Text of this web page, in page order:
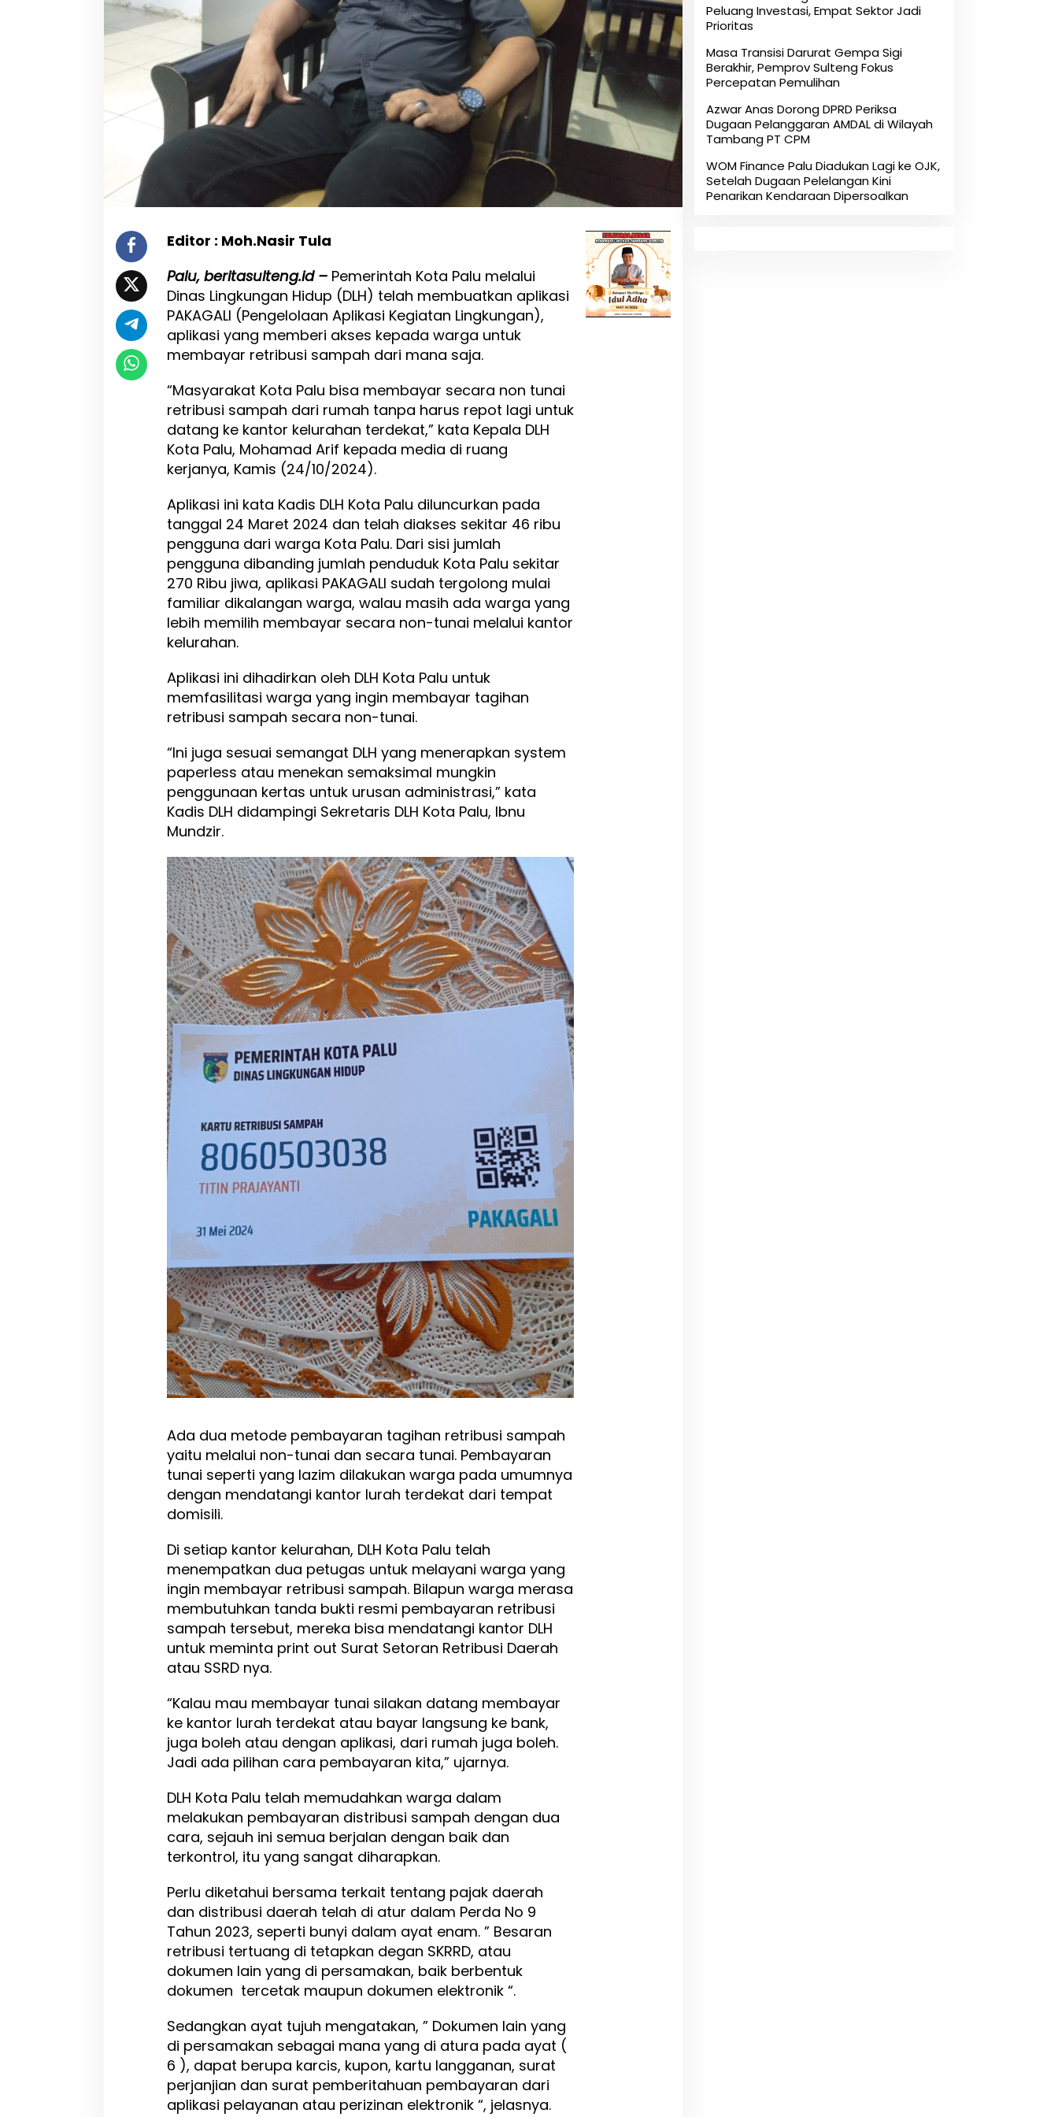
H
n
d
a
r
i
P
,
l
k
a
s
i
P
a
g
a
l
M
u
a
k
a
n
P
e
m
b
r
a
n
R
t
r
i
b
u
S
a
m
p
a
h
Editor : Moh.Nasir Tula
Palu, beritasulteng.id – Pemerintah Kota Palu melalui
Dinas Lingkungan Hidup (DLH) telah membuatkan aplikasi
PAKAGALI (Pengelolaan Aplikasi Kegiatan Lingkungan),
aplikasi yang memberi akses kepada warga untuk
membayar retribusi sampah dari mana saja.
“Masyarakat Kota Palu bisa membayar secara non tunai
retribusi sampah dari rumah tanpa harus repot lagi untuk
datang ke kantor kelurahan terdekat,” kata Kepala DLH
Kota Palu, Mohamad Arif kepada media di ruang
kerjanya, Kamis (24/10/2024).
Aplikasi ini kata Kadis DLH Kota Palu diluncurkan pada
tanggal 24 Maret 2024 dan telah diakses sekitar 46 ribu
pengguna dari warga Kota Palu. Dari sisi jumlah
pengguna dibanding jumlah penduduk Kota Palu sekitar
270 Ribu jiwa, aplikasi PAKAGALI sudah tergolong mulai
familiar dikalangan warga, walau masih ada warga yang
lebih memilih membayar secara non-tunai melalui kantor
kelurahan.
Aplikasi ini dihadirkan oleh DLH Kota Palu untuk
memfasilitasi warga yang ingin membayar tagihan
retribusi sampah secara non-tunai.
“Ini juga sesuai semangat DLH yang menerapkan system
paperless atau menekan semaksimal mungkin
penggunaan kertas untuk urusan administrasi,” kata
Kadis DLH didampingi Sekretaris DLH Kota Palu, Ibnu
Mundzir.
Ada dua metode pembayaran tagihan retribusi sampah
yaitu melalui non-tunai dan secara tunai. Pembayaran
tunai seperti yang lazim dilakukan warga pada umumnya
dengan mendatangi kantor lurah terdekat dari tempat
domisili.
Di setiap kantor kelurahan, DLH Kota Palu telah
menempatkan dua petugas untuk melayani warga yang
ingin membayar retribusi sampah. Bilapun warga merasa
membutuhkan tanda bukti resmi pembayaran retribusi
sampah tersebut, mereka bisa mendatangi kantor DLH
untuk meminta print out Surat Setoran Retribusi Daerah
atau SSRD nya.
“Kalau mau membayar tunai silakan datang membayar
ke kantor lurah terdekat atau bayar langsung ke bank,
juga boleh atau dengan aplikasi, dari rumah juga boleh.
Jadi ada pilihan cara pembayaran kita,” ujarnya.
DLH Kota Palu telah memudahkan warga dalam
melakukan pembayaran distribusi sampah dengan dua
cara, sejauh ini semua berjalan dengan baik dan
terkontrol, itu yang sangat diharapkan.
Perlu diketahui bersama terkait tentang pajak daerah
dan distribusi daerah telah di atur dalam Perda No 9
Tahun 2023, seperti bunyi dalam ayat enam. ” Besaran
retribusi tertuang di tetapkan degan SKRRD, atau
dokumen lain yang di persamakan, baik berbentuk
dokumen tercetak maupun dokumen elektronik “.
Sedangkan ayat tujuh mengatakan, ” Dokumen lain yang
di persamakan sebagai mana yang di atura pada ayat (
6 ), dapat berupa karcis, kupon, kartu langganan, surat
perjanjian dan surat pemberitahuan pembayaran dari
aplikasi pelayanan atau perizinan elektronik “, jelasnya.
Peluang Investasi, Empat Sektor Jadi
Prioritas
Masa Transisi Darurat Gempa Sigi
Berakhir, Pemprov Sulteng Fokus
Percepatan Pemulihan
Azwar Anas Dorong DPRD Periksa
Dugaan Pelanggaran AMDAL di Wilayah
Tambang PT CPM
‎WOM Finance Palu Diadukan Lagi ke OJK,
Setelah Dugaan Pelelangan Kini
Penarikan Kendaraan Dipersoalkan ‎